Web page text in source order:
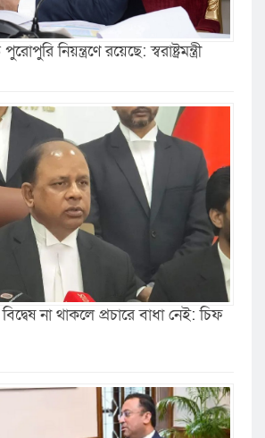
নিয়ন্ত্রণে রয়েছে: স্বরাষ্ট্রমন্ত্রী
না থাকলে প্রচারে বাধা নেই: চিফ